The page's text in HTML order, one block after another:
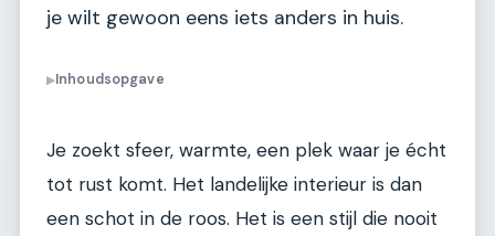
je wilt gewoon eens iets anders in huis.
▶Inhoudsopgave
Je zoekt sfeer, warmte, een plek waar je écht
tot rust komt. Het landelijke interieur is dan
een schot in de roos. Het is een stijl die nooit